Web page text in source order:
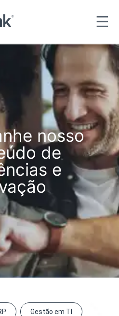
☰
nosso
de
e
Gestão em TI